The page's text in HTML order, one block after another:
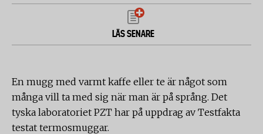
LÄS SENARE
En mugg med varmt kaffe eller te är något som
många vill ta med sig när man är på språng. Det
tyska laboratoriet PZT har på uppdrag av Testfakta
testat termosmuggar.